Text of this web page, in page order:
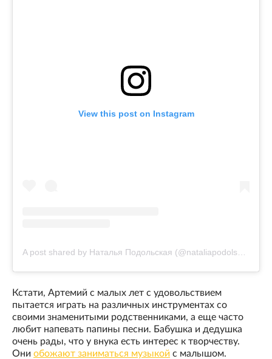
View this post on Instagram
Кстати, Артемий с малых лет с удовольствием
пытается играть на различных инструментах со
своими знаменитыми родственниками, а еще часто
любит напевать папины песни. Бабушка и дедушка
очень рады, что у внука есть интерес к творчеству.
Они обожают заниматься музыкой с малышом.